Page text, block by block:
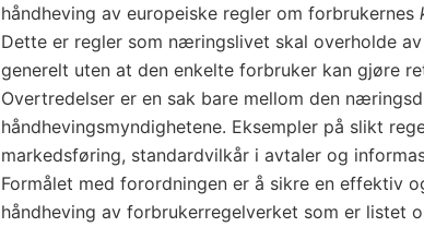
håndheving av europeiske regler om forbrukernes
Dette er regler som næringslivet skal overholde
generelt uten at den enkelte forbruker kan gjøre
Overtredelser er en sak bare mellom den
håndhevingsmyndighetene. Eksempler på slikt
markedsføring, standardvilkår i avtaler og
Formålet med forordningen er å sikre en effektiv
håndheving av forbrukerregelverket som er listet